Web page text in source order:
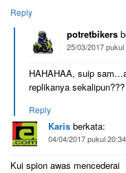
Reply
potretbikers
25/03/2017 pukul
HAHAHAA, suip
replikanya sekalipun???
Reply
Karis berkata:
04/04/2017 pukul 20:34
Kui spion awas mencederai